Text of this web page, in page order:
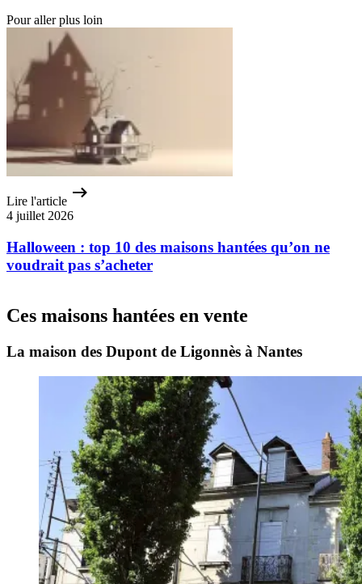
Pour aller plus loin
Lire l'article
4 juillet 2026
Halloween : top 10 des maisons hantées qu’on ne
voudrait pas s’acheter
Ces maisons hantées en vente
La maison des Dupont de Ligonnès à Nantes